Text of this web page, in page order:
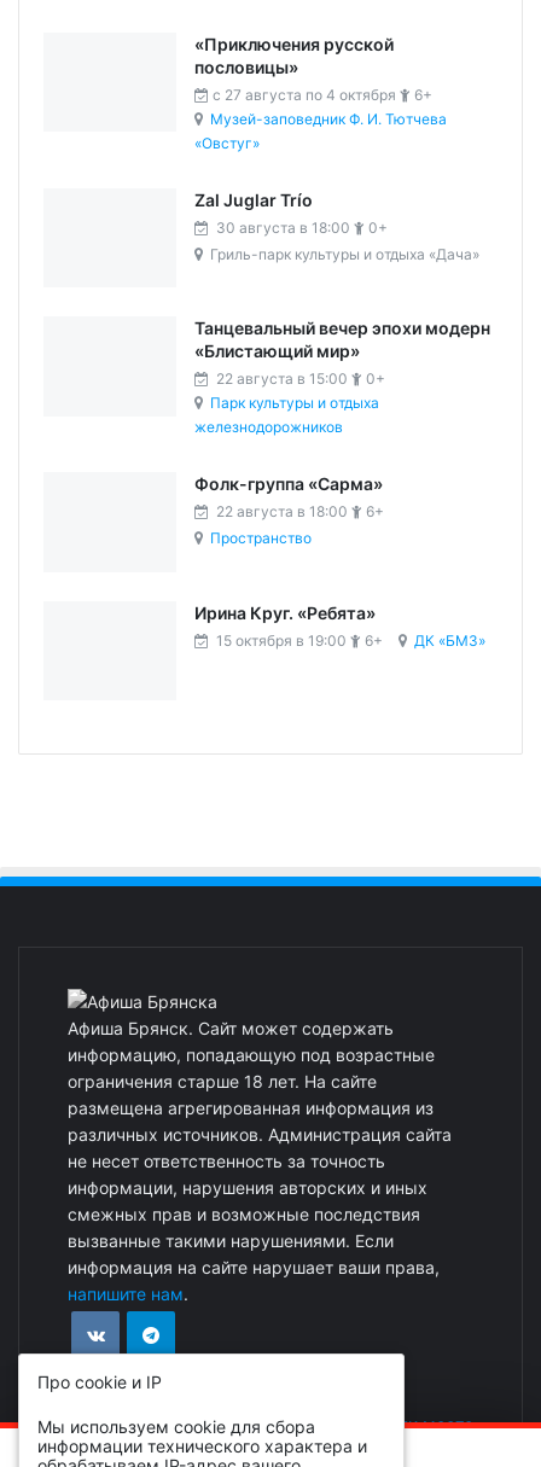
ОБРАТИТЕ ВНИМАНИЕ!
«Приключения русской
пословицы»
c 27 августа по 4 октября
6+
Музей-заповедник Ф. И. Тютчева
«Овстуг»
Zal Juglar Trío
30 августа в 18:00
0+
Гриль-парк культуры и отдыха «Дача»
Танцевальный вечер эпохи модерн
«Блистающий мир»
22 августа в 15:00
0+
Парк культуры и отдыха
железнодорожников
Фолк-группа «Сарма»
22 августа в 18:00
6+
Пространство
Ирина Круг. «Ребята»
15 октября в 19:00 6+ ДК «БМЗ»
Афиша Брянск. Сайт может содержать
информацию, попадающую под возрастные
ограничения старше 18 лет. На сайте
размещена агрегированная информация из
различных источников. Администрация сайта
не несет ответственность за точность
информации, нарушения авторских и иных
смежных прав и возможные последствия
вызванные такими нарушениями. Если
информация на сайте нарушает ваши права,
напишите нам.
Реклама на сайте | Добавить событие или место
Про cookie и IP
Мы используем cookie для сбора
информации технического характера и